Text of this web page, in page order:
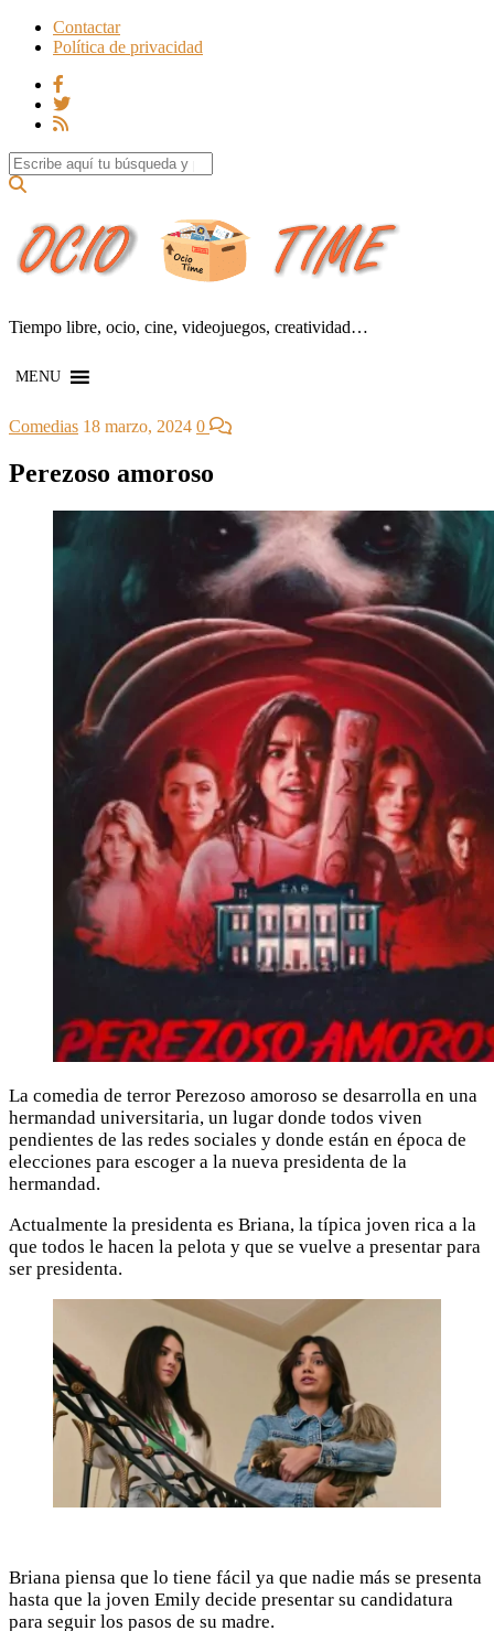
Contactar
Política de privacidad
Search for:
Tiempo libre, ocio, cine, videojuegos, creatividad…
MENU
Comedias 18 marzo, 2024 0
Perezoso amoroso
La comedia de terror Perezoso amoroso se desarrolla en una
hermandad universitaria, un lugar donde todos viven
pendientes de las redes sociales y donde están en época de
elecciones para escoger a la nueva presidenta de la
hermandad.
Actualmente la presidenta es Briana, la típica joven rica a la
que todos le hacen la pelota y que se vuelve a presentar para
ser presidenta.
Briana piensa que lo tiene fácil ya que nadie más se presenta
hasta que la joven Emily decide presentar su candidatura
para seguir los pasos de su madre.